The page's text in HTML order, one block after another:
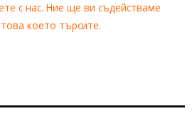
с нас. Ние ще ви съдействаме
което търсите.